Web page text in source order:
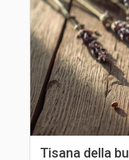
Tisana della